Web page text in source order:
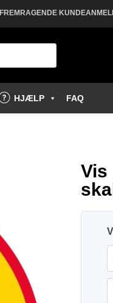
FREMRAGENDE
HJÆLP FAQ
Vis